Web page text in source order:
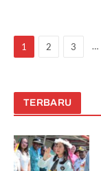
1 2 3 …
TERBARU